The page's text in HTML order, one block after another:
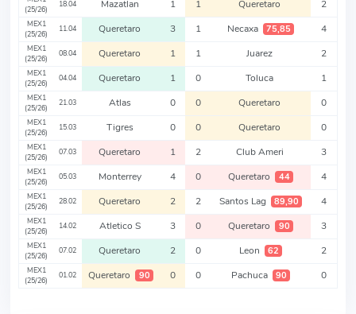
(25/26)
18.04 Mazatlan 1 1 Queretaro 2
MEX1
(25/26)
11.04 Queretaro 3 1 Necaxa 75,85 4
MEX1
(25/26)
08.04 Queretaro 1 1 Juarez 2
MEX1
(25/26)
04.04 Queretaro 1 0 Toluca 1
MEX1
(25/26)
21.03 Atlas 0 0 Queretaro 0
MEX1
(25/26)
15.03 Tigres 0 0 Queretaro 0
MEX1
(25/26)
07.03 Queretaro 1 2 Club Ameri 3
MEX1
(25/26)
05.03 Monterrey 4 0 Queretaro 44 4
MEX1
(25/26)
28.02 Queretaro 2 2 Santos Lag 89,90 4
MEX1
(25/26)
14.02 Atletico S 3 0 Queretaro 90 3
MEX1
(25/26)
07.02 Queretaro 2 0 Leon 62 2
MEX1
(25/26)
01.02 Queretaro 90 0 0 Pachuca 90 0